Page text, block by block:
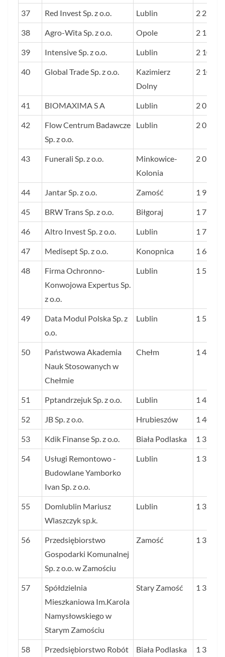
37 Red Invest Sp. z o.o. Lublin 2 214
38 Agro-Wita Sp. z o.o. Opole 2 183
39 Intensive Sp. z o.o. Lublin 2 104
40 Global Trade Sp. z o.o.
Kazimierz
Dolny
2 100
41 BIOMAXIMA S A Lublin 2 095
42
Flow Centrum Badawcze
Sp. z o.o.
Lublin 2 092
43 Funerali Sp. z o.o.
Minkowice-
Kolonia
2 014
44 Jantar Sp. z o.o. Zamość 1 919
45 BRW Trans Sp. z o.o. Biłgoraj 1 794
46 Altro Invest Sp. z o.o. Lublin 1 738
47 Medisept Sp. z o.o. Konopnica 1 644
48
Firma Ochronno-
Konwojowa Expertus Sp.
z o.o.
Lublin 1 550
49
Data Modul Polska Sp. z
o.o.
Lublin 1 528
50
Państwowa Akademia
Nauk Stosowanych w
Chełmie
Chełm 1 486
51 Pptandrzejuk Sp. z o.o. Lublin 1 422
52 JB Sp. z o.o. Hrubieszów 1 400
53 Kdik Finanse Sp. z o.o. Biała Podlaska 1 395
54
Usługi Remontowo -
Budowlane Yamborko
Ivan Sp. z o.o.
Lublin 1 375
55
Domlublin Mariusz
Wlaszczyk sp.k.
Lublin 1 373
56
Przedsiębiorstwo
Gospodarki Komunalnej
Sp. z o.o. w Zamościu
Zamość 1 372
57
Spółdzielnia
Mieszkaniowa Im.Karola
Namysłowskiego w
Starym Zamościu
Stary Zamość 1 368
58
Przedsiębiorstwo Robót
Biała Podlaska 1 367